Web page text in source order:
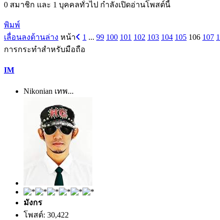
0 สมาชิก และ 1 บุคคลทั่วไป กำลังเปิดอ่านโพสต์นี้
พิมพ์
เลื่อนลงด้านล่าง หน้า 1 ... 99 100 101 102 103 104 105 106 107
การกระทำสำหรับมือถือ
IM
Nikonian เทพ...
มังกร
โพสต์: 30,422